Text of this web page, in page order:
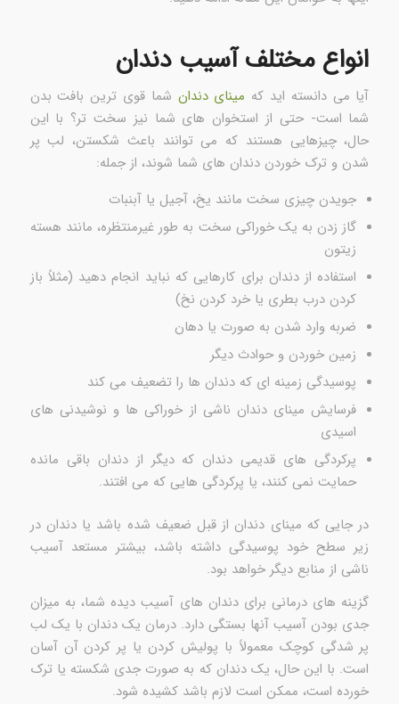
انواع مختلف آسیب دندان
آیا می دانسته اید که مینای دندان شما قوی ترین بافت بدن
شما است- حتی از استخوان های شما نیز سخت تر؟ با این
حال، چیزهایی هستند که می توانند باعث شکستن، لب پر
شدن و ترک خوردن دندان های شما شوند، از جمله:
جویدن چیزی سخت مانند یخ، آجیل یا آبنبات
گاز زدن به یک خوراکی سخت به طور غیرمنتظره، مانند هسته
زیتون
استفاده از دندان برای کارهایی که نباید انجام دهید (مثلاً باز
کردن درب بطری یا خرد کردن نخ)
ضربه وارد شدن به صورت یا دهان
زمین خوردن و حوادث دیگر
پوسیدگی زمینه ای که دندان ها را تضعیف می کند
فرسایش مینای دندان ناشی از خوراکی ها و نوشیدنی های
اسیدی
پرکردگی های قدیمی دندان که دیگر از دندان باقی مانده
حمایت نمی کنند، یا پرکردگی هایی که می افتند.
در جایی که مینای دندان از قبل ضعیف شده باشد یا دندان در
زیر سطح خود پوسیدگی داشته باشد، بیشتر مستعد آسیب
ناشی از منابع دیگر خواهد بود.
گزینه های درمانی برای دندان های آسیب دیده شما، به میزان
جدی بودن آسیب آنها بستگی دارد. درمان یک دندان با یک لب
پر شدگی کوچک معمولاً با پولیش کردن یا پر کردن آن آسان
است. با این حال، یک دندان که به صورت جدی شکسته یا ترک
خورده است، ممکن است لازم باشد کشیده شود.